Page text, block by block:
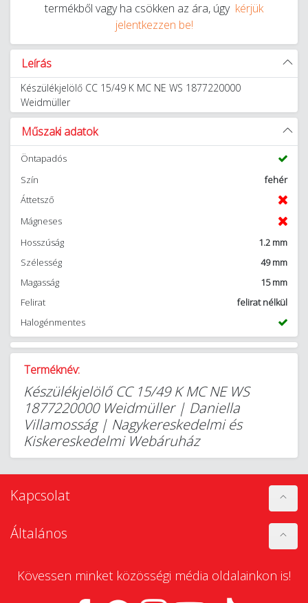
termékből vagy ha csökken az ára, úgy kérjük
jelentkezzen be!
Leírás
Készülékjelölő CC 15/49 K MC NE WS 1877220000
Weidmüller
Műszaki adatok
Öntapadós
Szín
fehér
Áttetsző
Mágneses
Hosszúság
1.2 mm
Szélesség
49 mm
Magasság
15 mm
Felirat
felirat nélkül
Halogénmentes
Terméknév:
Készülékjelölő CC 15/49 K MC NE WS
1877220000 Weidmüller | Daniella
Villamosság | Nagykereskedelmi és
Kiskereskedelmi Webáruház
Kapcsolat
Általános
Kövessen minket közösségi média oldalainkon is!